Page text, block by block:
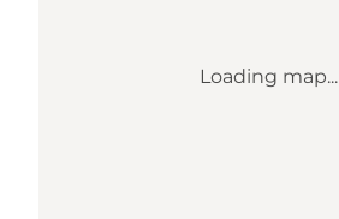
Loading map...